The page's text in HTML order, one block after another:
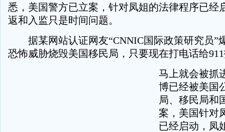
悉，美国警方已立案，针对凤姐的法律程序已经
返和入监只是时间问题。
据某网站认证网友“CNNIC国际政策研究员”
恐怖威胁烧毁美国移民局，只要现在打电话给
马上就会被抓
博已经被美国
局、移民局和
案，美国针对
已经启动，凤